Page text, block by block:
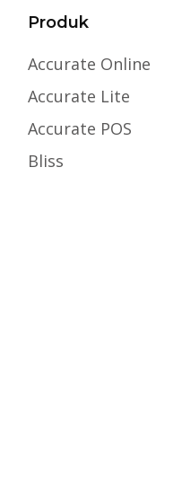
Produk
Accurate Online
Accurate Lite
Accurate POS
Bliss